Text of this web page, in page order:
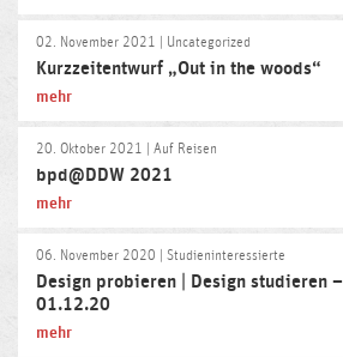
02. November 2021 | Uncategorized
Kurzzeitentwurf „Out in the woods“
mehr
20. Oktober 2021 | Auf Reisen
bpd@DDW 2021
mehr
06. November 2020 | Studieninteressierte
Design probieren | Design studieren –
01.12.20
mehr